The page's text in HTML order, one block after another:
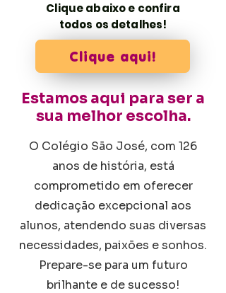
Clique abaixo e confira
todos os detalhes!
Clique aqui!
Estamos aqui para ser a
sua melhor escolha.
O Colégio São José, com 126
anos de história, está
comprometido em oferecer
dedicação excepcional aos
alunos, atendendo suas diversas
necessidades, paixões e sonhos.
Prepare-se para um futuro
brilhante e de sucesso!